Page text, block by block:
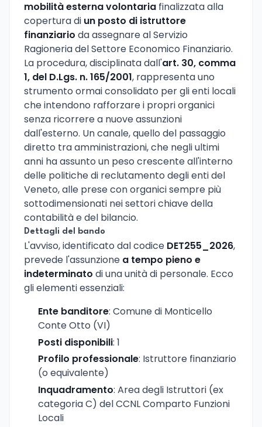
mobilità esterna volontaria finalizzata alla
copertura di un posto di istruttore
finanziario da assegnare al Servizio
Ragioneria del Settore Economico Finanziario.
La procedura, disciplinata dall'art. 30, comma
1, del D.Lgs. n. 165/2001, rappresenta uno
strumento ormai consolidato per gli enti locali
che intendono rafforzare i propri organici
senza ricorrere a nuove assunzioni
dall'esterno. Un canale, quello del passaggio
diretto tra amministrazioni, che negli ultimi
anni ha assunto un peso crescente all'interno
delle politiche di reclutamento degli enti del
Veneto, alle prese con organici sempre più
sottodimensionati nei settori chiave della
contabilità e del bilancio.
Dettagli del bando
L'avviso, identificato dal codice DET255_2026,
prevede l'assunzione a tempo pieno e
indeterminato di una unità di personale. Ecco
gli elementi essenziali:
Ente banditore: Comune di Monticello
Conte Otto (VI)
Posti disponibili: 1
Profilo professionale: Istruttore finanziario
(o equivalente)
Inquadramento: Area degli Istruttori (ex
categoria C) del CCNL Comparto Funzioni
Locali